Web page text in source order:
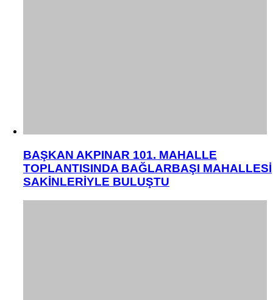
BAŞKAN AKPINAR 101. MAHALLE
TOPLANTISINDA BAĞLARBAŞI MAHALLESİ
SAKİNLERİYLE BULUŞTU